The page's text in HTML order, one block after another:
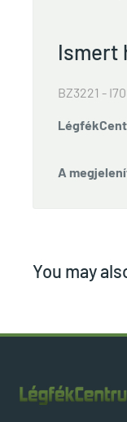
Ismert
BZ3221 -
A
You may